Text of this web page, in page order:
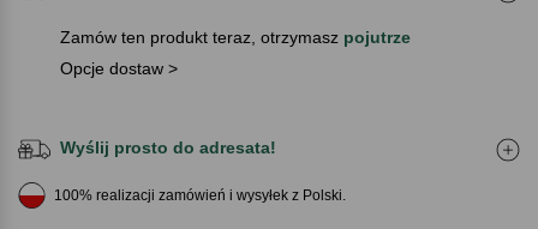
Zamów ten produkt teraz, otrzymasz pojutrze
Opcje dostaw >
Wyślij prosto do adresata!
100% realizacji zamówień i wysyłek z Polski.